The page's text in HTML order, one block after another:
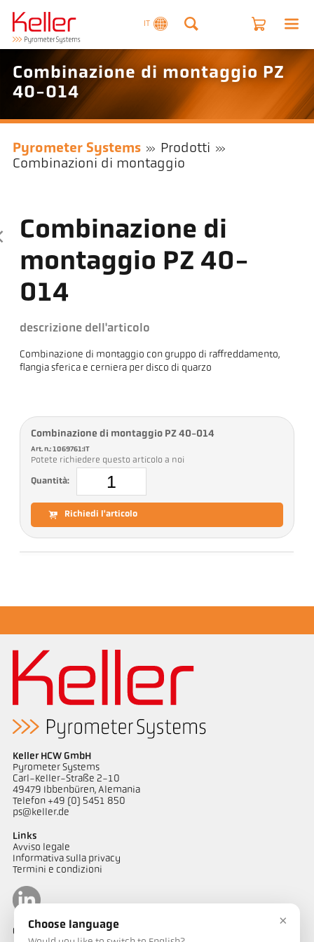
IT
Combinazione di montaggio PZ
40-014
Pyrometer Systems
Prodotti
Combinazioni di montaggio
Combinazione di
montaggio PZ 40-
014
descrizione dell'articolo
Combinazione di montaggio con gruppo di raffreddamento,
flangia sferica e cerniera per disco di quarzo
Combinazione di montaggio PZ 40-014
Art. n.: 1069761:IT
Potete richiedere questo articolo a noi
Quantità:
Richiedi l'articolo
Keller HCW GmbH
Pyrometer Systems
Carl-Keller-Straße 2-10
49479 Ibbenbüren, Alemania
Telefon +49 (0) 5451 850
ps@keller.de
Links
Avviso legale
Informativa sulla privacy
Termini e condizioni
Contatto
×
Choose language